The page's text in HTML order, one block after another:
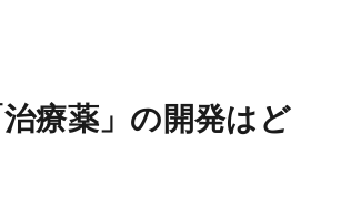
療薬」の開発はど